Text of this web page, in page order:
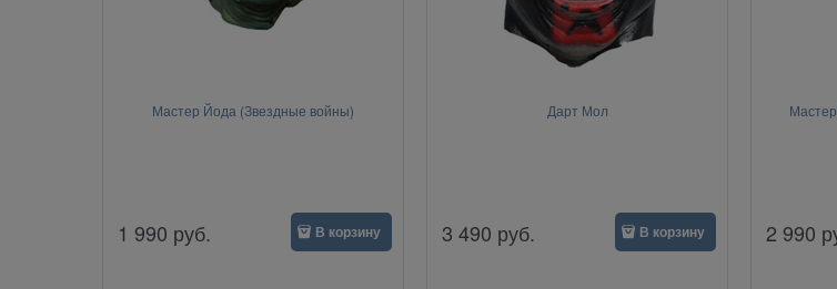
Мастер Йода (Звездные войны)
1 990 руб. В корзину
Дарт Мол
3 490 руб. В корзину 2 990